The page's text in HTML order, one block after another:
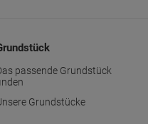
passende Grundstück
Grundstücke